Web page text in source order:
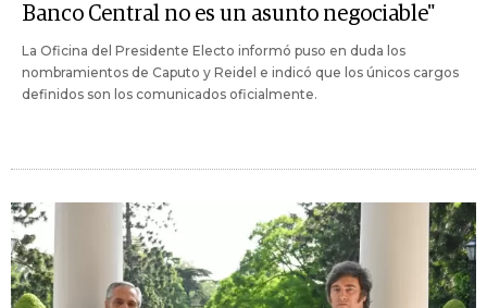
Banco Central no es un asunto negociable"
La Oficina del Presidente Electo informó puso en duda los
nombramientos de Caputo y Reidel e indicó que los únicos cargos
definidos son los comunicados oficialmente.